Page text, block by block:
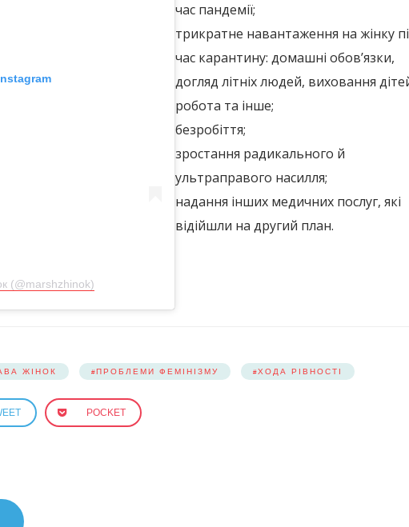
(@marshzhinok)
час пандемії;
трикратне навантаження на жінку
час карантину: домашні обов’язки,
догляд літніх людей, виховання
робота та інше;
безробіття;
зростання радикального й
ультраправого насилля;
надання інших медичних послуг, які
відійшли на другий план.
ЖІНОК ПРОБЛЕМИ ФЕМІНІЗМУ ХОДА РІВНОСТІ
POCKET